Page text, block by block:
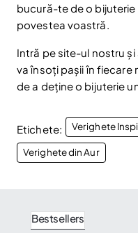
bucură-te de o
povestea voastră.
Intră pe site-ul nostru
va însoți pașii în fiecare
de a deține o bijuterie
Etichete: Verighete
Verighete din Aur
Bestsellers